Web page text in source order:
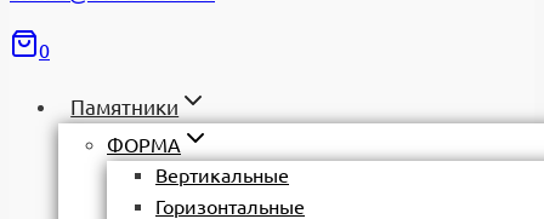
0
Памятники
ФОРМА
Вертикальные
Горизонтальные